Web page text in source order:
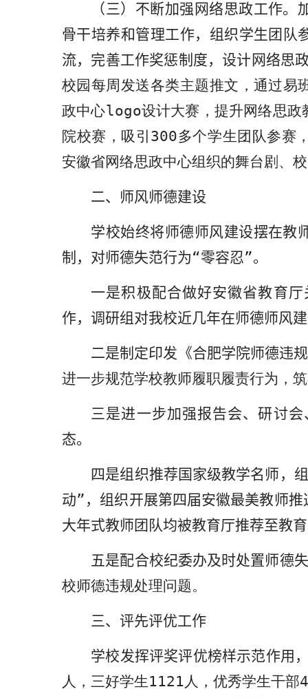
（三）不断加强网络思政工作。
骨干培养和管理工作，组织学生团队
流，完善工作奖惩制度，设计网络思
校园每周发送各类主题推文，通过易
政中心logo设计大赛，提升网络思
院校赛，吸引 300多个学生团队参赛
安徽省网络思政中心组织的舞台剧、
二、师风师德建设
学校始终将师德师风建设摆在教
制，对师德失范行为“零容忍”。
一是积极配合做好安徽省教育
作，调研组对我校近几年在师德师风
二是制定印发《合肥学院师德违
进一步规范学校教师履职履责行为，
三是进一步加强报告会、研讨
态。
四是组织推荐国家级教学名师，
动”，组织开展第四届安徽最美教师
大年式教师团队均被教育厅推荐至教
五是配合校纪委办及时处置师德
校师德违规处理问题。
三、评先评优工作
学校发挥评奖评优榜样示范作用
人，三好学生1121人，优秀学生干部